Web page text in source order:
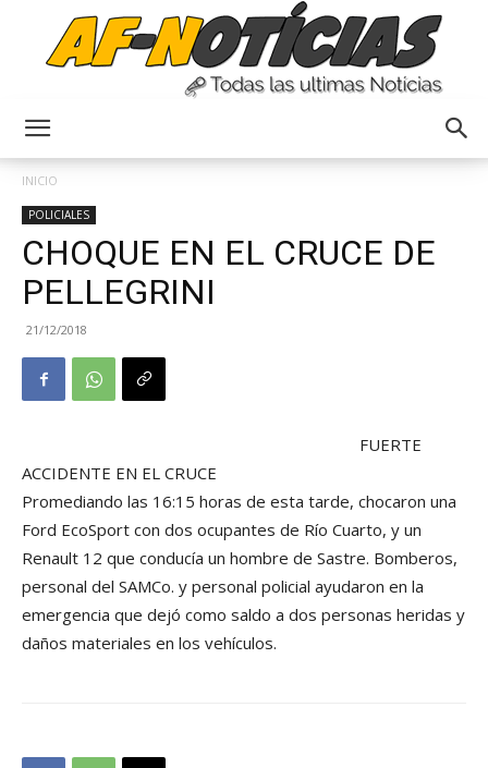
INICIO
POLICIALES
CHOQUE EN EL CRUCE DE
PELLEGRINI
21/12/2018
FUERTE
ACCIDENTE EN EL CRUCE
Promediando las 16:15 horas de esta tarde, chocaron una
Ford EcoSport con dos ocupantes de Río Cuarto, y un
Renault 12 que conducía un hombre de Sastre. Bomberos,
personal del SAMCo. y personal policial ayudaron en la
emergencia que dejó como saldo a dos personas heridas y
daños materiales en los vehículos.